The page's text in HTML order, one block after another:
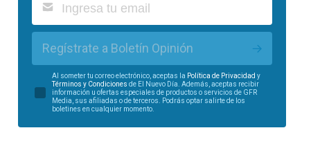
Regístrate a Boletín Opinión
Al someter tu correo electrónico, aceptas la Política de Privacidad y
Términos y Condiciones de El Nuevo Día. Además, aceptas recibir
información u ofertas especiales de productos o servicios de GFR
Media, sus afiliadas o de terceros. Podrás optar salirte de los
boletines en cualquier momento.